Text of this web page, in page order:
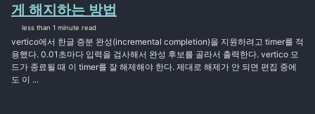
게 해지하는 방법
less than 1 minute read
vertico에서 한글 증분 완성(incremental completion)을 지원하려고 timer를 적
용했다. 0.01초마다 입력을 검사해서 완성 후보를 골라서 출력한다. vertico 모
드가 종료될 때 이 timer를 잘 해제해야 한다. 제대로 해제가 안 되면 편집 중에
도 이 ...